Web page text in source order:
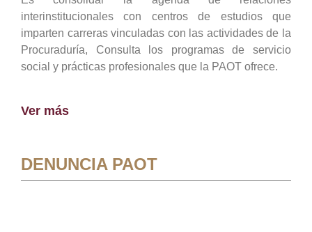
interinstitucionales con centros de estudios que
imparten carreras vinculadas con las actividades de la
Procuraduría, Consulta los programas de servicio
social y prácticas profesionales que la PAOT ofrece.
Ver más
DENUNCIA PAOT